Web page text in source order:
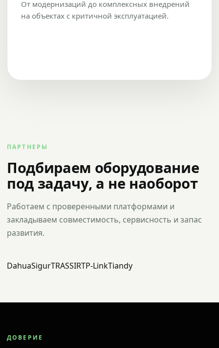
От модернизаций до комплексных внедрений
на объектах с критичной эксплуатацией.
ПАРТНЕРЫ
Подбираем оборудование
под задачу, а не наоборот
Работаем с проверенными платформами и
закладываем совместимость, сервисность и запас
развития.
DahuaSigurTRASSIRTP-LinkTiandy
ДОВЕРИЕ